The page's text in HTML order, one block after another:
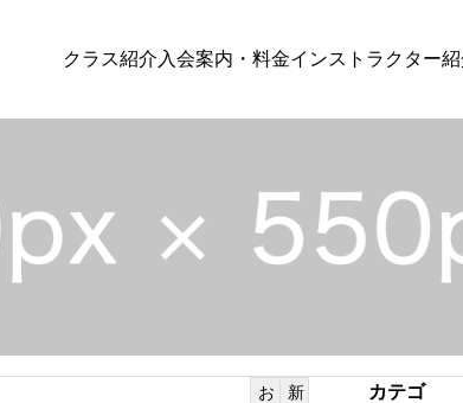
クラス紹介 入会案内・料金インストラクター紹
Hello world!
パーソナルトレーニング
お
新
カテゴ